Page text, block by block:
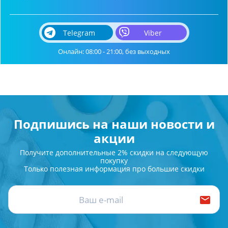
Telegram Viber
Онлайн: 08:00 - 21:00, без выходных
Подпишись на наши новости и
акции
Получите дополнительные 2% скидки на следующую
покупку
Только полезная информация про большие скидки